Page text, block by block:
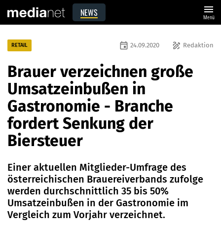
NEWS menu
Menü
RETAIL draw Redaktion
event 24.09.2020
Brauer verzeichnen große
Umsatzeinbußen in
Gastronomie - Branche
fordert Senkung der
Biersteuer
Einer aktuellen Mitglieder-Umfrage des
österreichischen Brauereiverbands zufolge
werden durchschnittlich 35 bis 50%
Umsatzeinbußen in der Gastronomie im
Vergleich zum Vorjahr verzeichnet.